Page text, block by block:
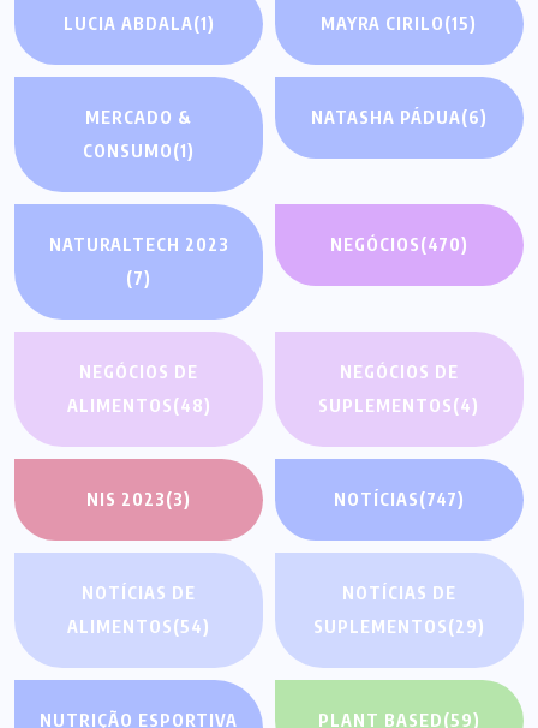
LUCIA ABDALA(1) MAYRA CIRILO(15)
MERCADO &
CONSUMO(1)
NATASHA PÁDUA(6)
NATURALTECH 2023
(7)
NEGÓCIOS(470)
NEGÓCIOS DE
ALIMENTOS(48)
NEGÓCIOS DE
SUPLEMENTOS(4)
NIS 2023(3) NOTÍCIAS(747)
NOTÍCIAS DE
ALIMENTOS(54)
NOTÍCIAS DE
SUPLEMENTOS(29)
NUTRIÇÃO ESPORTIVA PLANT BASED(59)